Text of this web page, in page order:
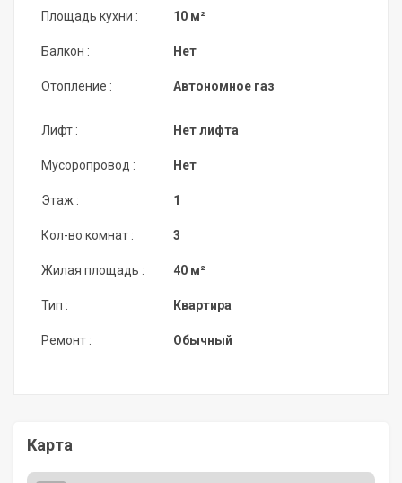
Площадь кухни :
Балкон :
Отопление :
10 м²
Нет
Автономное газ
Лифт :
Мусоропровод :
Этаж :
Кол-во комнат :
Жилая площадь :
Тип :
Ремонт :
Нет лифта
Нет
1
3
40 м²
Квартира
Обычный
Карта